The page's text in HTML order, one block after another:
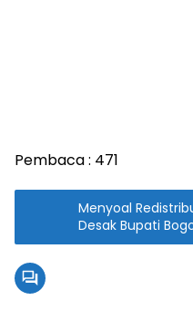
Pembaca : 471
Menyoal
Desak Bupati